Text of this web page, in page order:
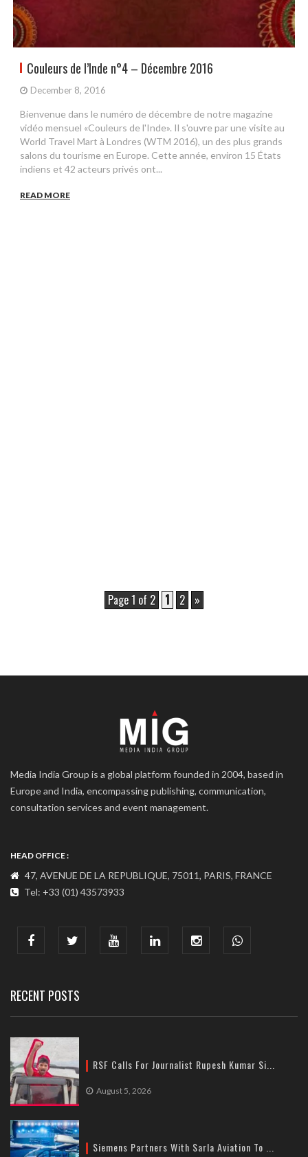
Couleurs de l’Inde n°4 – Décembre 2016
December 8, 2016
Bienvenue dans le numéro de décembre de notre magazine
vidéo mensuel «Couleurs de l'Inde». Il s'ouvre par une visite au
World Travel Mart à Londres (WTM 2016), un des plus grands
salons du tourisme en Europe. Cette année, environ 15 États
indiens et 42 acteurs privés ont...
READ MORE
Page 1 of 2 1 2 »
Media India Group is a global platform founded in 2004, based in
Europe and India, encompassing publishing, communication,
consultation services and event management.
HEAD OFFICE :
47, AVENUE DE LA REPUBLIQUE, 75011, PARIS, FRANCE
Tel: +33 (01) 43573933
India : 607, DLF Tower-A, Jasola District Centre, Jasola, New
RECENT POSTS
RSF Calls For Journalist Rupesh Kumar Si...
August 5, 2026
Siemens Partners With Sarla Aviation To ...